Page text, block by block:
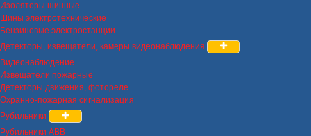
Изоляторы шинные
Шины электротехнические
Бензиновые электростанции
Детекторы, извещатели, камеры видеонаблюдения
Видеонаблюдение
Извещатели пожарные
Детекторы движения, фотореле
Охранно-пожарная сигнализация
Рубильники
Рубильники ABB